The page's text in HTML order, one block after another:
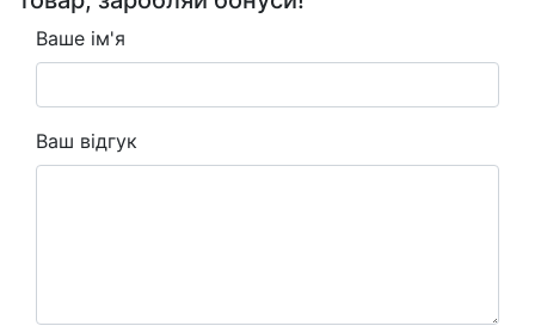
Ваше ім'я
Ваш відгук